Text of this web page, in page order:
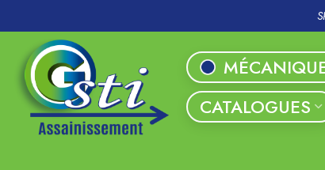
CATALOGUES